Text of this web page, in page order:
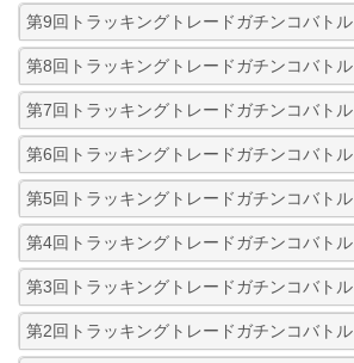
第9回トラッキングトレードガチンコバトル
第8回トラッキングトレードガチンコバトル
第7回トラッキングトレードガチンコバトル
第6回トラッキングトレードガチンコバトル
第5回トラッキングトレードガチンコバトル
第4回トラッキングトレードガチンコバトル
第3回トラッキングトレードガチンコバトル
第2回トラッキングトレードガチンコバトル